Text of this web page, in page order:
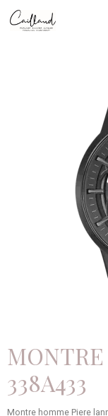
338A433
Montre homme Piere